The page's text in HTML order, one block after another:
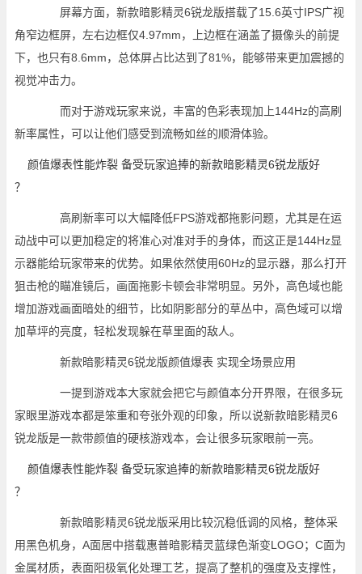
屏幕方面，新款暗影精灵6锐龙版搭载了15.6英寸IPS广视
角窄边框屏，左右边框仅4.97mm，上边框在涵盖了摄像头的前提
下，也只有8.6mm，总体屏占比达到了81%，能够带来更加震撼的
视觉冲击力。
而对于游戏玩家来说，丰富的色彩表现加上144Hz的高刷
新率属性，可以让他们感受到流畅如丝的顺滑体验。
高刷新率可以大幅降低FPS游戏都拖影问题，尤其是在运
动战中可以更加稳定的将准心对准对手的身体，而这正是144Hz显
示器能给玩家带来的优势。如果依然使用60Hz的显示器，那么打开
狙击枪的瞄准镜后，画面拖影卡顿会非常明显。另外，高色域也能
增加游戏画面暗处的细节，比如阴影部分的草丛中，高色域可以增
加草坪的亮度，轻松发现躲在草里面的敌人。
新款暗影精灵6锐龙版颜值爆表 实现全场景应用
一提到游戏本大家就会把它与颜值本分开界限，在很多玩
家眼里游戏本都是笨重和夸张外观的印象，所以说新款暗影精灵6
锐龙版是一款带颜值的硬核游戏本，会让很多玩家眼前一亮。
新款暗影精灵6锐龙版采用比较沉稳低调的风格，整体采
用黑色机身，A面居中搭载惠普暗影精灵蓝绿色渐变LOGO；C面为
金属材质，表面阳极氧化处理工艺，提高了整机的强度及支撑性，